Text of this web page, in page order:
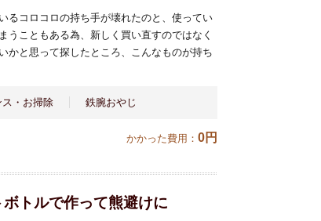
るコロコロの持ち手が壊れたのと、使ってい
うこともある為、新しく買い直すのではなく
かと思って探したところ、こんなものが持ち
ス・お掃除 鉄腕おやじ
かかった費用： 0円
トルで作って熊避けに